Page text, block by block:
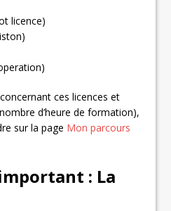
licence)
ces licences et
d’heure de formation),
sur la page Mon parcours
: La